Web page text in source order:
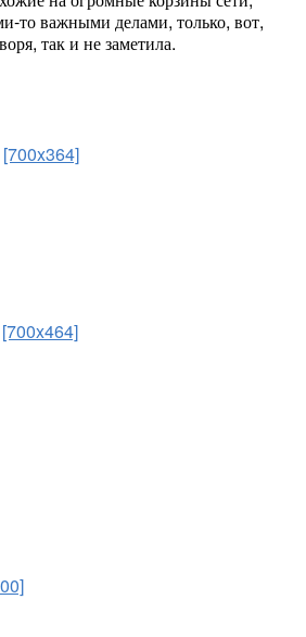
то важными делами, только, вот,
так и не заметила.
[700x364]
[700x464]